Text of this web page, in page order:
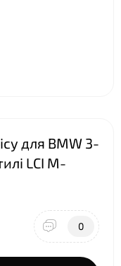
для BMW 3-
LCI M-
0